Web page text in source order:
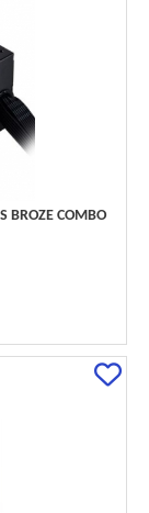
BROZE COMBO